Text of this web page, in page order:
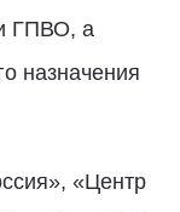
ГПВО, а
назначения
«Центр